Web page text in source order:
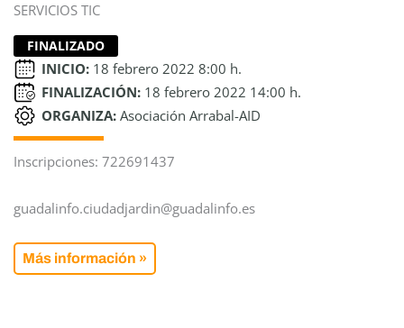
SERVICIOS TIC
FINALIZADO
INICIO: 18 febrero 2022 8:00 h.
FINALIZACIÓN: 18 febrero 2022 14:00 h.
ORGANIZA: Asociación Arrabal-AID
Inscripciones: 722691437
guadalinfo.ciudadjardin@guadalinfo.es
Más información »